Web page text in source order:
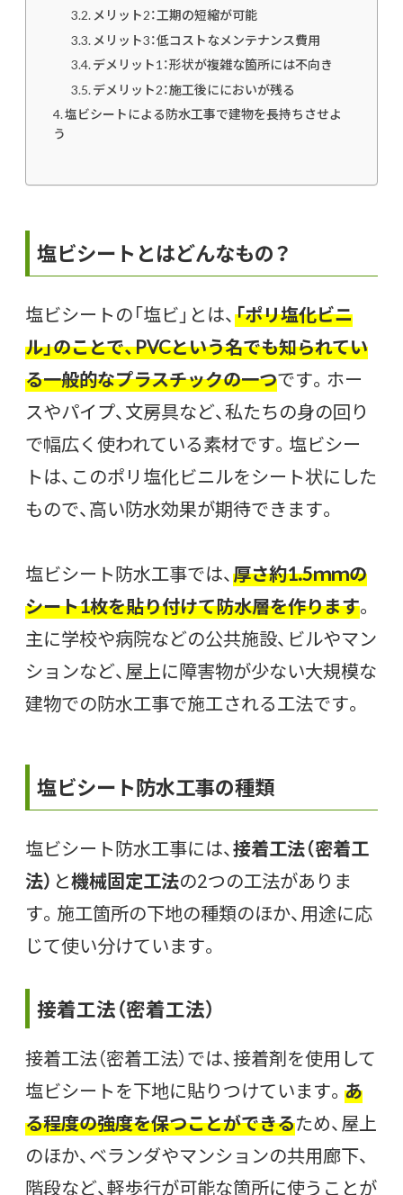
メリット2：工期の短縮が可能
メリット3：低コストなメンテナンス費用
デメリット1：形状が複雑な箇所には不向き
デメリット2：施工後ににおいが残る
塩ビシートによる防水工事で建物を長持ちさせよ
う
塩ビシートとはどんなもの？
塩ビシートの「塩ビ」とは、「ポリ塩化ビニ
ル」のことで、PVCという名でも知られてい
る一般的なプラスチックの一つです。ホー
スやパイプ、文房具など、私たちの身の回り
で幅広く使われている素材です。塩ビシー
トは、このポリ塩化ビニルをシート状にした
もので、高い防水効果が期待できます。
塩ビシート防水工事では、厚さ約1.5ｍｍの
シート1枚を貼り付けて防水層を作ります。
主に学校や病院などの公共施設、ビルやマン
ションなど、屋上に障害物が少ない大規模な
建物での防水工事で施工される工法です。
塩ビシート防水工事の種類
塩ビシート防水工事には、接着工法（密着工
法） と機械固定工法の2つの工法がありま
す。施工箇所の下地の種類のほか、用途に応
じて使い分けています。
接着工法（密着工法）
接着工法（密着工法）では、接着剤を使用して
塩ビシートを下地に貼りつけています。 あ
る程度の強度を保つことができるため、屋上
のほか、ベランダやマンションの共用廊下、
階段など、軽歩行が可能な箇所に使うことが